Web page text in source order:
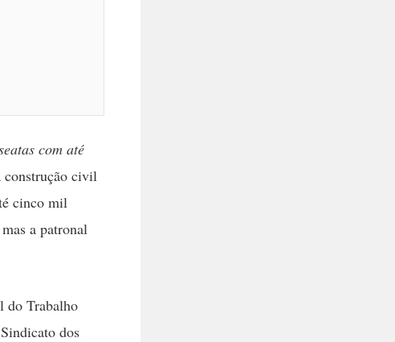
com até
construção civil
cinco mil
a patronal
do Trabalho
dos